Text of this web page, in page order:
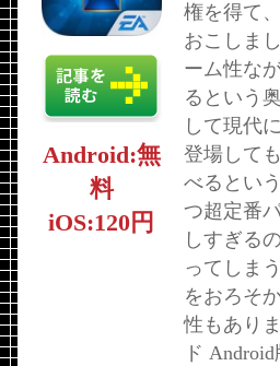
権を得て
おこしま
ーム性な
るという
して現代
登場して
べるとい
つ超定番
しすぎる
ってしま
をおろそ
性もあり
ド
Android:無
料
iOS:120円